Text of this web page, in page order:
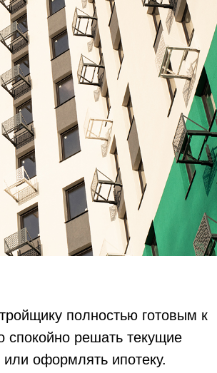
полностью готовым к
спокойно решать текущие
оформлять ипотеку.